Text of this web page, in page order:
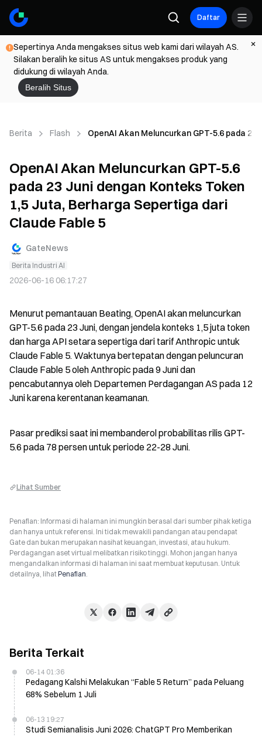
Daftar
Sepertinya Anda mengakses situs web kami dari wilayah AS.
Silakan beralih ke situs AS untuk mengakses produk yang
didukung di wilayah Anda.
Beralih Situs
Berita Flash OpenAI Akan Meluncurkan GPT-5.6 pada
OpenAI Akan Meluncurkan GPT-5.6
pada 23 Juni dengan Konteks Token
1,5 Juta, Berharga Sepertiga dari
Claude Fable 5
GateNews
Berita Industri AI
2026-06-16 06:17:27
Menurut pemantauan Beating, OpenAI akan meluncurkan
GPT-5.6 pada 23 Juni, dengan jendela konteks 1,5 juta token
dan harga API setara sepertiga dari tarif Anthropic untuk
Claude Fable 5. Waktunya bertepatan dengan peluncuran
Claude Fable 5 oleh Anthropic pada 9 Juni dan
pencabutannya oleh Departemen Perdagangan AS pada 12
Juni karena kerentanan keamanan.
Pasar prediksi saat ini membanderol probabilitas rilis GPT-
5.6 pada 78 persen untuk periode 22-28 Juni.
Lihat Sumber
Penafian: Informasi di halaman ini mungkin berasal dari sumber pihak ketiga
dan hanya untuk referensi. Ini tidak mewakili pandangan atau pendapat
Gate dan bukan merupakan nasihat keuangan, investasi, atau hukum.
Perdagangan aset virtual melibatkan risiko tinggi. Mohon jangan hanya
mengandalkan informasi di halaman ini saat membuat keputusan. Untuk
detailnya, lihatPenafian.
Berita Terkait
06-14 01:36
Pedagang Kalshi Melakukan “Fable 5 Return” pada Peluang
68% Sebelum 1 Juli
06-13 19:27
Studi Semianalisis Juni 2026: ChatGPT Pro Memberikan